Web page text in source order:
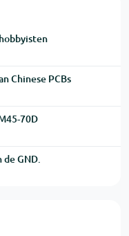
Chinese PCBs
70D
de GND.